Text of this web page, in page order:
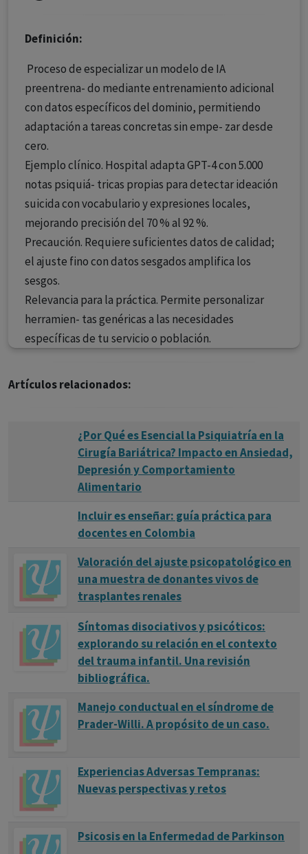
Definición:
Proceso de especializar un modelo de IA
preentrena- do mediante entrenamiento adicional
con datos específicos del dominio, permitiendo
adaptación a tareas concretas sin empe- zar desde
cero.
Ejemplo clínico. Hospital adapta GPT-4 con 5.000
notas psiquiá- tricas propias para detectar ideación
suicida con vocabulario y expresiones locales,
mejorando precisión del 70 % al 92 %.
Precaución. Requiere suficientes datos de calidad;
el ajuste fino con datos sesgados amplifica los
sesgos.
Relevancia para la práctica. Permite personalizar
herramien- tas genéricas a las necesidades
específicas de tu servicio o población.
Artículos relacionados:
¿Por Qué es Esencial la Psiquiatría en la
Cirugía Bariátrica? Impacto en Ansiedad,
Depresión y Comportamiento
Alimentario
Incluir es enseñar: guía práctica para
docentes en Colombia
Valoración del ajuste psicopatológico en
una muestra de donantes vivos de
trasplantes renales
Síntomas disociativos y psicóticos:
explorando su relación en el contexto
del trauma infantil. Una revisión
bibliográfica.
Manejo conductual en el síndrome de
Prader-Willi. A propósito de un caso.
Experiencias Adversas Tempranas:
Nuevas perspectivas y retos
Psicosis en la Enfermedad de Parkinson